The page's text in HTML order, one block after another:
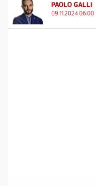
PAOLO GALLI
09.11.2024 06:00